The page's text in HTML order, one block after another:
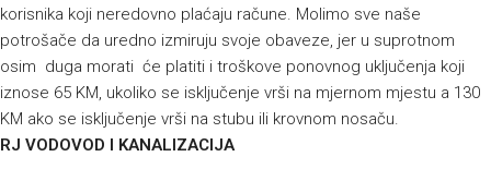
korisnika koji neredovno plaćaju račune. Molimo sve naše
potrošače da uredno izmiruju svoje obaveze, jer u suprotnom
osim duga morati će platiti i troškove ponovnog uključenja koji
iznose 65 KM, ukoliko se isključenje vrši na mjernom mjestu a 130
KM ako se isključenje vrši na stubu ili krovnom nosaču.
RJ VODOVOD I KANALIZACIJA